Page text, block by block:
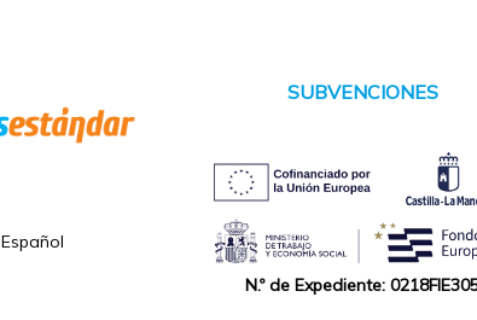
Español
SUBVENCIONES
N.º de Expediente: